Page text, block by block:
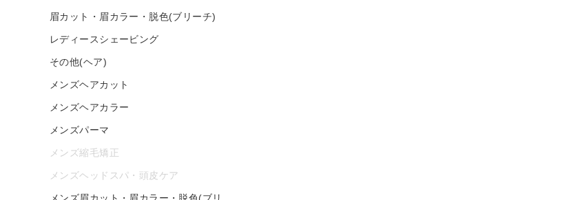
眉カット・眉カラー・脱色(ブリーチ)
レディースシェービング
その他(ヘア)
メンズヘアカット
メンズヘアカラー
メンズパーマ
メンズ縮毛矯正
メンズヘッドスパ・頭皮ケア
メンズ眉カット・眉カラー・脱色(ブリ